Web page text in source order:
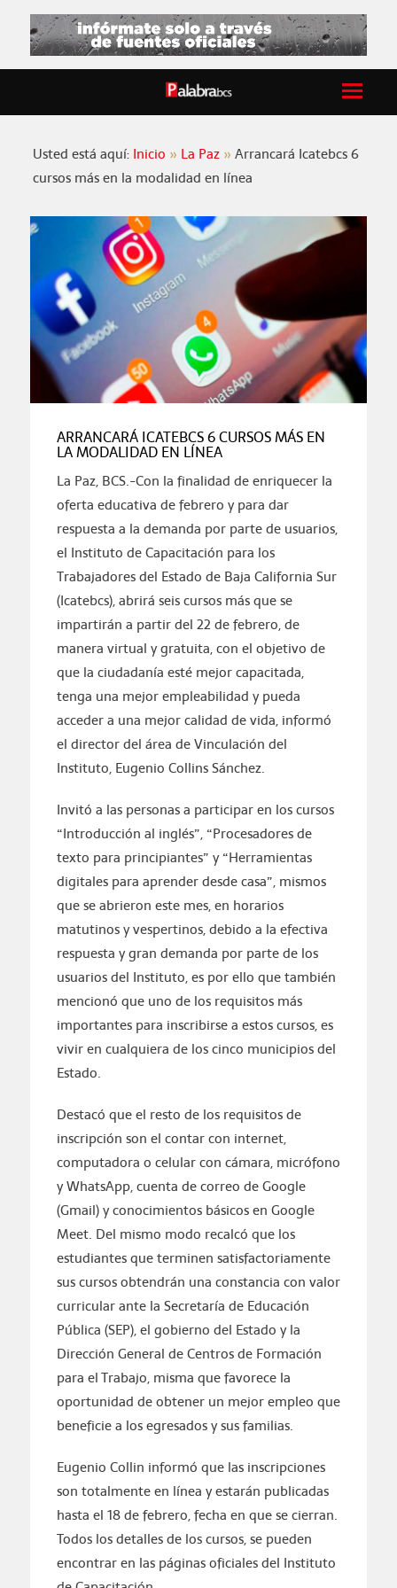
Usted está aquí: Inicio La Paz
Arrancará Icatebcs 6
cursos más en la modalidad en línea
ARRANCARÁ ICATEBCS 6 CURSOS MÁS EN
LA MODALIDAD EN LÍNEA
La Paz, BCS.-Con la finalidad de enriquecer la
oferta educativa de febrero y para dar
respuesta a la demanda por parte de usuarios,
el Instituto de Capacitación para los
Trabajadores del Estado de Baja California Sur
(Icatebcs), abrirá seis cursos más que se
impartirán a partir del 22 de febrero, de
manera virtual y gratuita, con el objetivo de
que la ciudadanía esté mejor capacitada,
tenga una mejor empleabilidad y pueda
acceder a una mejor calidad de vida, informó
el director del área de Vinculación del
Instituto, Eugenio Collins Sánchez.
Invitó a las personas a participar en los cursos
“Introducción al inglés”, “Procesadores de
texto para principiantes” y “Herramientas
digitales para aprender desde casa”, mismos
que se abrieron este mes, en horarios
matutinos y vespertinos, debido a la efectiva
respuesta y gran demanda por parte de los
usuarios del Instituto, es por ello que también
mencionó que uno de los requisitos más
importantes para inscribirse a estos cursos, es
vivir en cualquiera de los cinco municipios del
Estado.
Destacó que el resto de los requisitos de
inscripción son el contar con internet,
computadora o celular con cámara, micrófono
y WhatsApp, cuenta de correo de Google
(Gmail) y conocimientos básicos en Google
Meet. Del mismo modo recalcó que los
estudiantes que terminen satisfactoriamente
sus cursos obtendrán una constancia con valor
curricular ante la Secretaría de Educación
Pública (SEP), el gobierno del Estado y la
Dirección General de Centros de Formación
para el Trabajo, misma que favorece la
oportunidad de obtener un mejor empleo que
beneficie a los egresados y sus familias.
Eugenio Collin informó que las inscripciones
son totalmente en línea y estarán publicadas
hasta el 18 de febrero, fecha en que se cierran.
Todos los detalles de los cursos, se pueden
encontrar en las páginas oficiales del Instituto